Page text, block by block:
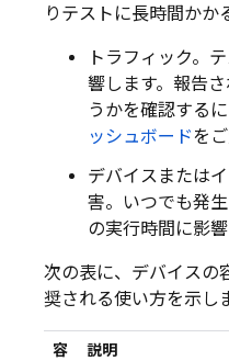
りテストに長時間かか
トラフィック。
響します。報告
うかを確認するに
ッシュボードを
デバイスまたは
害。いつでも発
の実行時間に影響
次の表に、デバイスの
奨される使い方を示し
容
説明